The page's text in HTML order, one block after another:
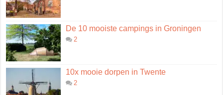
De 10 mooiste campings in Groningen
2
10x mooie dorpen in Twente
2